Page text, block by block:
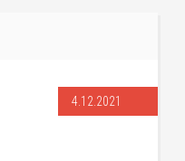
4.12.2021